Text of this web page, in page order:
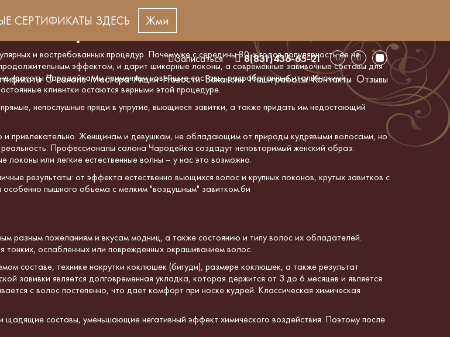
СЕРТИФИКАТЫ ЗДЕСЬ Жми
Записаться
8(831)436-65-21
О салоне Мастера Акции Новости Вакансии Наши работы Контакты Отзывы
красоты
и востребованных процедур. Почему же с середины 80-х годов популярность ее не
эффектом, и дарит шикарные локоны, а современные завивочные составы для
красоты Чародейка мы применяем новейшие составы, разработанные итальянскими
клиентки остаются верными этой процедуре.
непослушные пряди в упругие, вьющиеся завитки, а также придать им недостающий
и привлекательно. Женщинам и девушкам, не обладающим от природы кудрявыми волосами, но
Профессионалы салона Чародейка создадут неповторимый женский образ:
или легкие естественные волны – у нас это возможно.
результаты: от эффекта естественно вьющихся волос и крупных локонов, крутых завитков с
особенно пышного объема с мелким "воздушным" завитком.би
разным пожеланиям и вкусаммодниц, а также состоянию и типу волос их обладателей.
ослабленных или поврежденных окрашиванием волос.
составе, технике накрутки коклюшек (бигуди), размере коклюшек, а также результат
завивки является долговременная укладка, которая держится от 3 до 6 месяцев и является
с волос постепенно, что дает комфорт при носке кудрей. Классическая химическая
щадящие составы, уменьшающие негативный эффект химического воздействия. Поэтому после